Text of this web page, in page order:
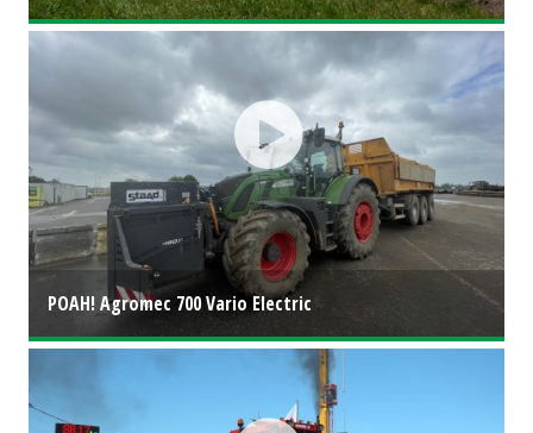
POAH! Agromec 700 Vario Electric